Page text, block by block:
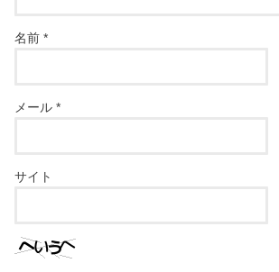
名前*
メール*
サイト